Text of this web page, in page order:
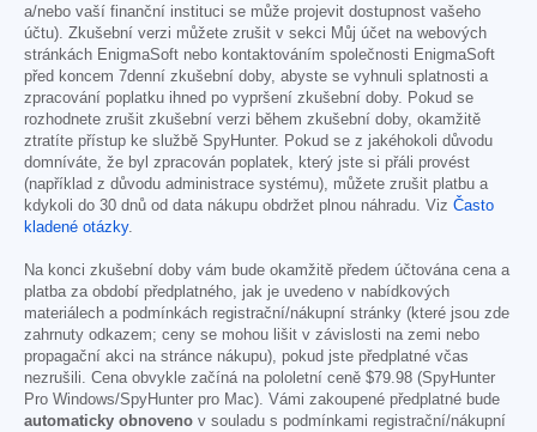
a/nebo vaší finanční instituci se může projevit dostupnost vašeho
účtu). Zkušební verzi můžete zrušit v sekci Můj účet na webových
stránkách EnigmaSoft nebo kontaktováním společnosti EnigmaSoft
před koncem 7denní zkušební doby, abyste se vyhnuli splatnosti a
zpracování poplatku ihned po vypršení zkušební doby. Pokud se
rozhodnete zrušit zkušební verzi během zkušební doby, okamžitě
ztratíte přístup ke službě SpyHunter. Pokud se z jakéhokoli důvodu
domníváte, že byl zpracován poplatek, který jste si přáli provést
(například z důvodu administrace systému), můžete zrušit platbu a
kdykoli do 30 dnů od data nákupu obdržet plnou náhradu. Viz Často
kladené otázky.
Na konci zkušební doby vám bude okamžitě předem účtována cena a
platba za období předplatného, jak je uvedeno v nabídkových
materiálech a podmínkách registrační/nákupní stránky (které jsou zde
zahrnuty odkazem; ceny se mohou lišit v závislosti na zemi nebo
propagační akci na stránce nákupu), pokud jste předplatné včas
nezrušili. Cena obvykle začíná na pololetní ceně $79.98 (SpyHunter
Pro Windows/SpyHunter pro Mac). Vámi zakoupené předplatné bude
automaticky obnoveno v souladu s podmínkami registrační/nákupní